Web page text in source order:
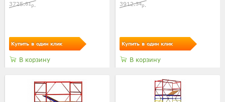
3725.81р.
Купить в один клик
В корзину
3912.34р.
Купить в один клик
В корзину